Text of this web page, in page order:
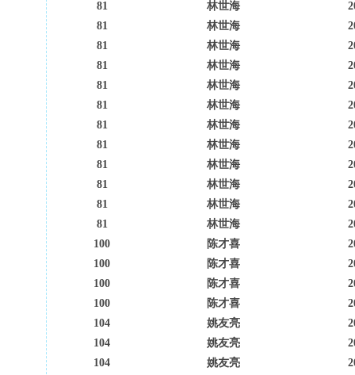
81
林世海
81
林世海
81
林世海
81
林世海
81
林世海
81
林世海
81
林世海
81
林世海
81
林世海
81
林世海
81
林世海
81
林世海
100
陈才喜
100
陈才喜
100
陈才喜
100
陈才喜
104
姚友亮
104
姚友亮
104
姚友亮